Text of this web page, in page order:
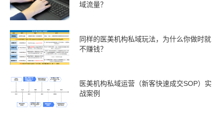
域流量？
同样的医美机构私域玩法，为什么你做时就
不赚钱？
医美机构私域运营（新客快速成交SOP）实
战案例